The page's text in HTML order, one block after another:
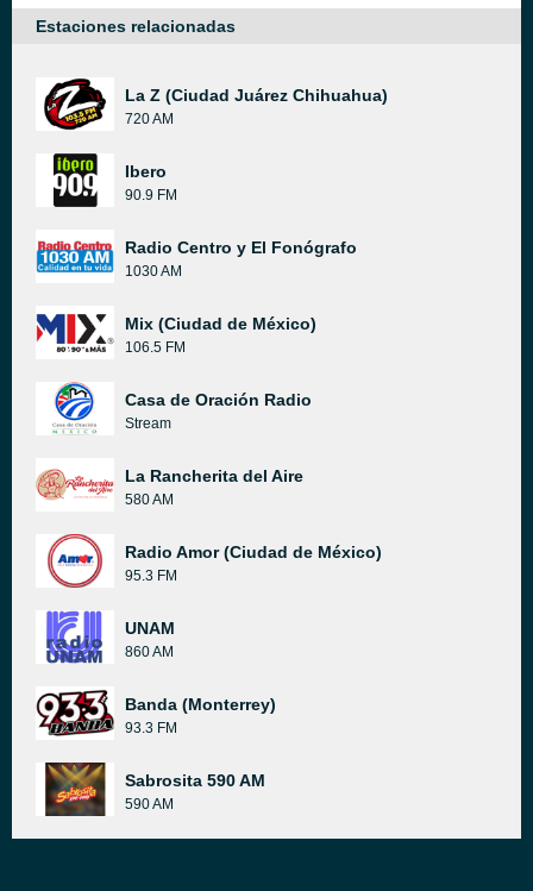
Estaciones relacionadas
La Z (Ciudad Juárez Chihuahua)
720 AM
Ibero
90.9 FM
Radio Centro y El Fonógrafo
1030 AM
Mix (Ciudad de México)
106.5 FM
Casa de Oración Radio
Stream
La Rancherita del Aire
580 AM
Radio Amor (Ciudad de México)
95.3 FM
UNAM
860 AM
Banda (Monterrey)
93.3 FM
Sabrosita 590 AM
590 AM